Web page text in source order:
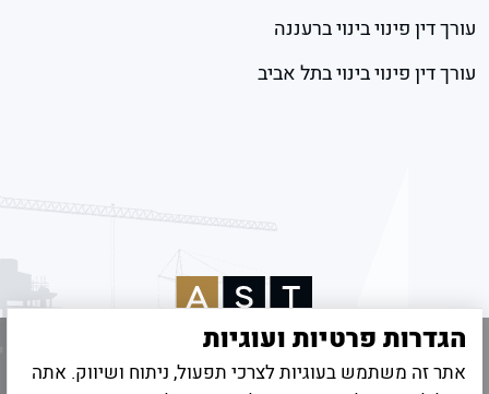
עורך דין פינוי בינוי ברעננה
עורך דין פינוי בינוי בתל אביב
© 2026 כל הזכויות שמורות לאמיר שטיינהרץ
הגדרות פרטיות ועוגיות
אתר זה משתמש בעוגיות לצרכי תפעול, ניתוח ושיווק. אתה